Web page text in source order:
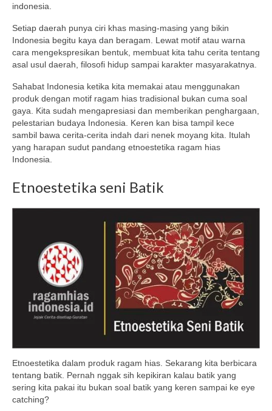
indonesia.
Setiap daerah punya ciri khas masing-masing yang bikin
Indonesia begitu kaya dan beragam. Lewat motif atau warna
cara mengekspresikan bentuk, membuat kita tahu cerita tentang
asal usul daerah, filosofi hidup sampai karakter masyarakatnya.
Sahabat Indonesia ketika kita memakai atau menggunakan
produk dengan motif ragam hias tradisional bukan cuma soal
gaya. Kita sudah mengapresiasi dan memberikan penghargaan,
pelestarian budaya Indonesia. Keren kan bisa tampil kece
sambil bawa cerita-cerita indah dari nenek moyang kita. Itulah
yang harapan sudut pandang etnoestetika ragam hias
Indonesia.
Etnoestetika seni Batik
Etnoestetika dalam produk ragam hias. Sekarang kita berbicara
tentang batik. Pernah nggak sih kepikiran kalau batik yang
sering kita pakai itu bukan soal batik yang keren sampai ke eye
catching?